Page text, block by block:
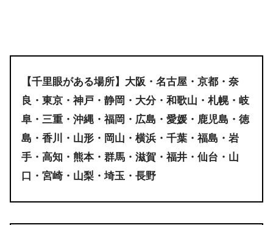
・福井市｜峯田典子先生【アーク・エンジ
山梨
・甲斐｜エンジェルカード占い＆カウンセ
・甲府｜癒しの占い cocodama 結良(ゆら)
【千里眼がある場所】大阪・名古屋・京都・奈
良・東京・神戸・静岡・大分・和歌山・札幌・岐
阜・三重・沖縄・福岡・広島・愛媛・鹿児島・徳
島・香川・山形・岡山・横浜・千葉・福島・岩
手・高知・熊本・群馬・滋賀・福井・仙台・山
口・宮崎・山梨・埼玉・長野